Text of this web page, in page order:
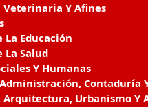
Y Afines
La Educación
La Salud
Y Humanas
Contaduría
Urbanismo Y